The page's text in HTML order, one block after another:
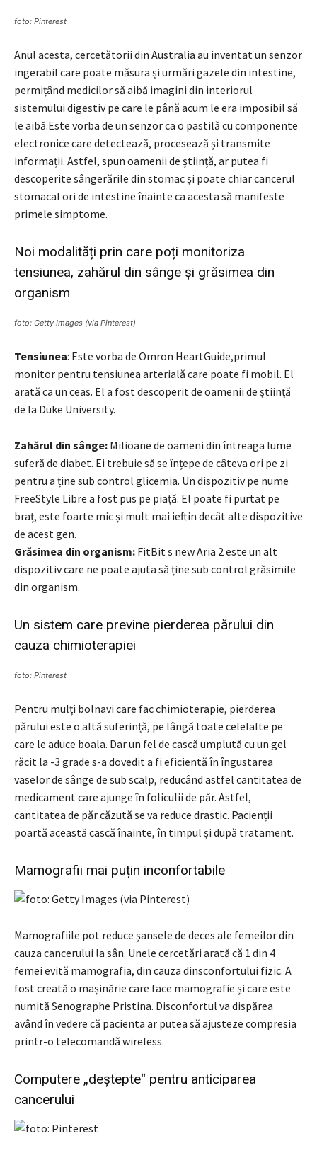
foto: Pinterest
Anul acesta, cercetătorii din Australia au inventat un senzor
ingerabil care poate măsura și urmări gazele din intestine,
permițând medicilor să aibă imagini din interiorul
sistemului digestiv pe care le până acum le era imposibil să
le aibă.Este vorba de un senzor ca o pastilă cu componente
electronice care detectează, procesează și transmite
informații. Astfel, spun oamenii de știință, ar putea fi
descoperite sângerările din stomac și poate chiar cancerul
stomacal ori de intestine înainte ca acesta să manifeste
primele simptome.
Noi modalități prin care poți monitoriza
tensiunea, zahărul din sânge și grăsimea din
organism
foto: Getty Images (via Pinterest)
Tensiunea: Este vorba de Omron HeartGuide,primul
monitor pentru tensiunea arterială care poate fi mobil. El
arată ca un ceas. El a fost descoperit de oamenii de știință
de la Duke University.
Zahărul din sânge: Milioane de oameni din întreaga lume
suferă de diabet. Ei trebuie să se înțepe de câteva ori pe zi
pentru a ține sub control glicemia. Un dispozitiv pe nume
FreeStyle Libre a fost pus pe piață. El poate fi purtat pe
braț, este foarte mic și mult mai ieftin decât alte dispozitive
de acest gen.
Grăsimea din organism: FitBit s new Aria 2 este un alt
dispozitiv care ne poate ajuta să ține sub control grăsimile
din organism.
Un sistem care previne pierderea părului din
cauza chimioterapiei
foto: Pinterest
Pentru mulți bolnavi care fac chimioterapie, pierderea
părului este o altă suferință, pe lângă toate celelalte pe
care le aduce boala. Dar un fel de cască umplută cu un gel
răcit la -3 grade s-a dovedit a fi eficientă în îngustarea
vaselor de sânge de sub scalp, reducând astfel cantitatea de
medicament care ajunge în foliculii de păr. Astfel,
cantitatea de păr căzută se va reduce drastic. Pacienții
poartă această cască înainte, în timpul și după tratament.
Mamografii mai puțin inconfortabile
Mamografiile pot reduce șansele de deces ale femeilor din
cauza cancerului la sân. Unele cercetări arată că 1 din 4
femei evită mamografia, din cauza dinsconfortului fizic. A
fost creată o mașinărie care face mamografie și care este
numită Senographe Pristina. Disconfortul va dispărea
având în vedere că pacienta ar putea să ajusteze compresia
printr-o telecomandă wireless.
Computere „deștepte“ pentru anticiparea
cancerului